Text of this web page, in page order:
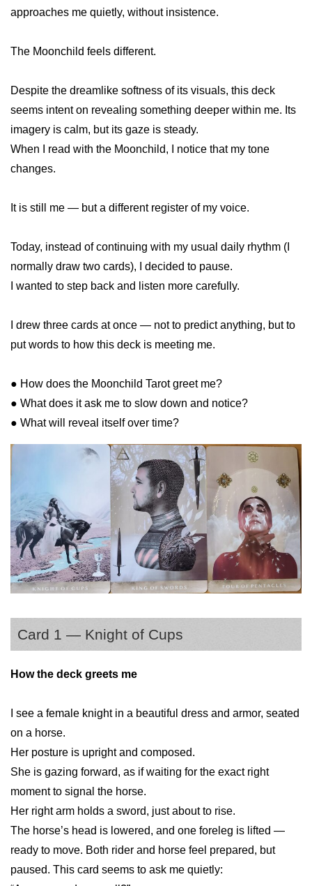
approaches me quietly, without insistence.
The Moonchild feels different.
Despite the dreamlike softness of its visuals, this deck
seems intent on revealing something deeper within me. Its
imagery is calm, but its gaze is steady.
When I read with the Moonchild, I notice that my tone
changes.
It is still me — but a different register of my voice.
Today, instead of continuing with my usual daily rhythm (I
normally draw two cards), I decided to pause.
I wanted to step back and listen more carefully.
I drew three cards at once — not to predict anything, but to
put words to how this deck is meeting me.
● How does the Moonchild Tarot greet me?
● What does it ask me to slow down and notice?
● What will reveal itself over time?
Card 1 — Knight of Cups
How the deck greets me
I see a female knight in a beautiful dress and armor, seated
on a horse.
Her posture is upright and composed.
She is gazing forward, as if waiting for the exact right
moment to signal the horse.
Her right arm holds a sword, just about to rise.
The horse’s head is lowered, and one foreleg is lifted —
ready to move. Both rider and horse feel prepared, but
paused. This card seems to ask me quietly: